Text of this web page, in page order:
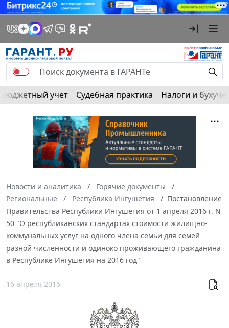
Бюджетный учет Судебная практика Налоги и
Новости и аналитика
Горячие документы
Региональные
Республика Ингушетия
Постановление
Правительства Республики Ингушетия от 1 апреля 2016 г. N
50 "О республиканских стандартах стоимости жилищно-
коммунальных услуг на одного члена семьи для семей
разной численности и одиноко проживающего гражданина
в Республике Ингушетия на 2016 год"
16 апреля 2016